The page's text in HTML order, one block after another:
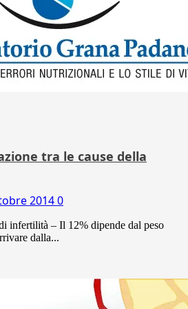
tra le cause della
20140
infertilità – Il 12% dipende dal peso
dalla...